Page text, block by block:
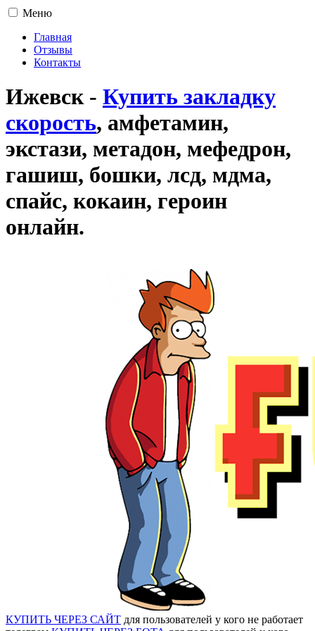
Меню
Главная
Отзывы
Контакты
Ижевск - Купить закладку
скорость, амфетамин,
экстази, метадон, мефедрон,
гашиш, бошки, лсд, мдма,
спайс, кокаин, героин
онлайн.
КУПИТЬ ЧЕРЕЗ САЙТ для пользователей у кого не работает